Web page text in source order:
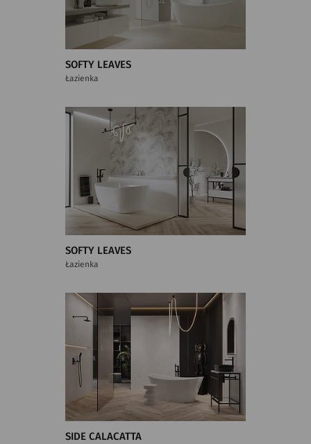
SOFTY LEAVES
Łazienka
SOFTY LEAVES
Łazienka
SIDE CALACATTA